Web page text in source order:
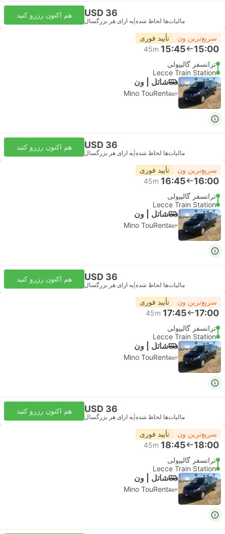
USD 36
مالیات‌ها لحاظ شده به ازای هر بزرگسال
هم اکنون رزرو کنید
سریع‌ترین ون تأیید فوری
15:00
15:45
45m
ترانسفر گالیپولی
Lecce Train Station
شاتل | ون
Mino TouRent
USD 36
مالیات‌ها لحاظ شده به ازای هر بزرگسال
هم اکنون رزرو کنید
سریع‌ترین ون تأیید فوری
16:00
16:45
45m
ترانسفر گالیپولی
Lecce Train Station
شاتل | ون
Mino TouRent
USD 36
مالیات‌ها لحاظ شده به ازای هر بزرگسال
هم اکنون رزرو کنید
سریع‌ترین ون تأیید فوری
17:00
17:45
45m
ترانسفر گالیپولی
Lecce Train Station
شاتل | ون
Mino TouRent
USD 36
مالیات‌ها لحاظ شده به ازای هر بزرگسال
هم اکنون رزرو کنید
سریع‌ترین ون تأیید فوری
18:00
18:45
45m
ترانسفر گالیپولی
Lecce Train Station
شاتل | ون
Mino TouRent